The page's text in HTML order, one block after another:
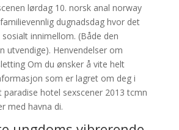
lørdag 10. norsk anal norway
dugnadsdag hvor det
innimellom. (Både den
utvendige). Henvendelser om
Om du ønsker å vite helt
som er lagret om deg i
hotel sexscener 2013 tcmn
med havna di.